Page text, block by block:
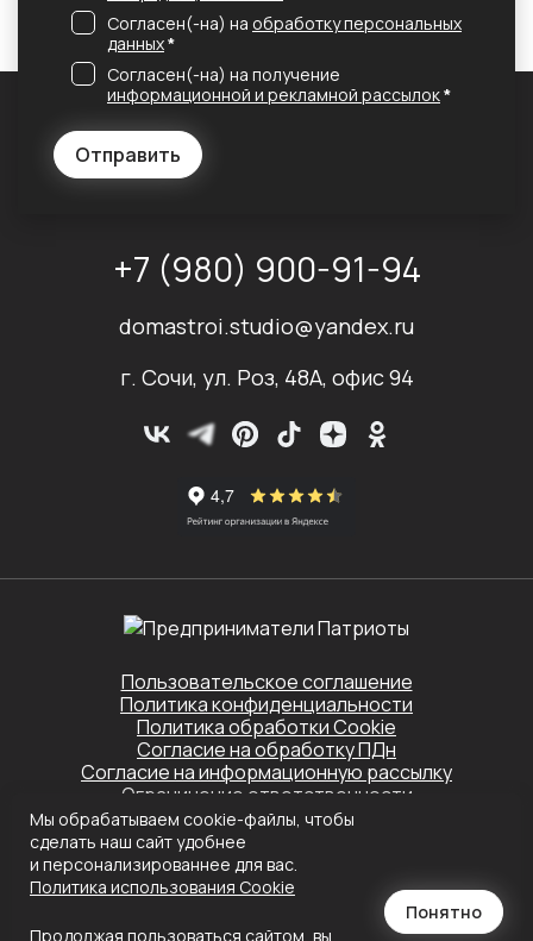
Отправить
Согласен(-на) на обработку персональных
данных*
Согласен(-на) на получение
информационной и рекламной рассылок*
+7 (980) 900-91-94
domastroi.studio@yandex.ru
г. Сочи, ул. Роз, 48А, офис 94
Пользовательское соглашение
Политика конфиденциальности
Политика обработки Cookie
Согласие на обработку ПДн
Согласие на информационную рассылку
Ограничение ответственности
Этот сайт защищён Yandex SmartCaptcha.
ПрименяютсяПолитика конфиденциальности
Создание сайта
Мы обрабатываем cookie-файлы, чтобы
сделать наш сайт удобнее
и персонализированнее для вас.
Политика использования Сookie
Продолжая пользоваться сайтом, вы
Понятно